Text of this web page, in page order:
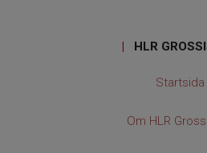
| HLR
Startsida
Om HLR